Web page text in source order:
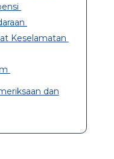
Keselamatan
dan